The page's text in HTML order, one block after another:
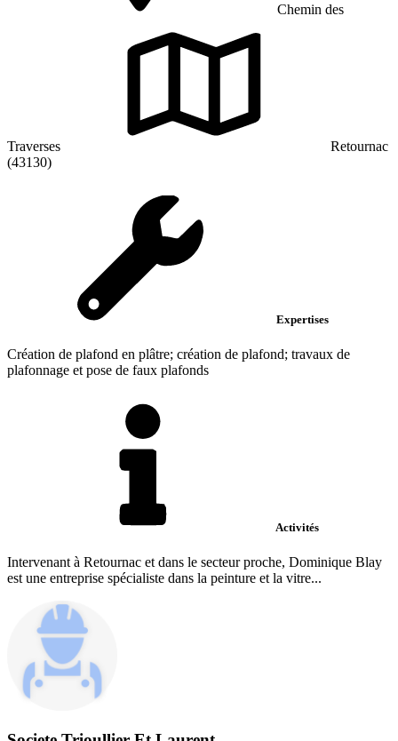
Chemin des
Traverses
Retournac
(43130)
Expertises
Création de plafond en plâtre; création de plafond; travaux de
plafonnage et pose de faux plafonds
Activités
Intervenant à Retournac et dans le secteur proche, Dominique Blay
est une entreprise spécialiste dans la peinture et la vitre...